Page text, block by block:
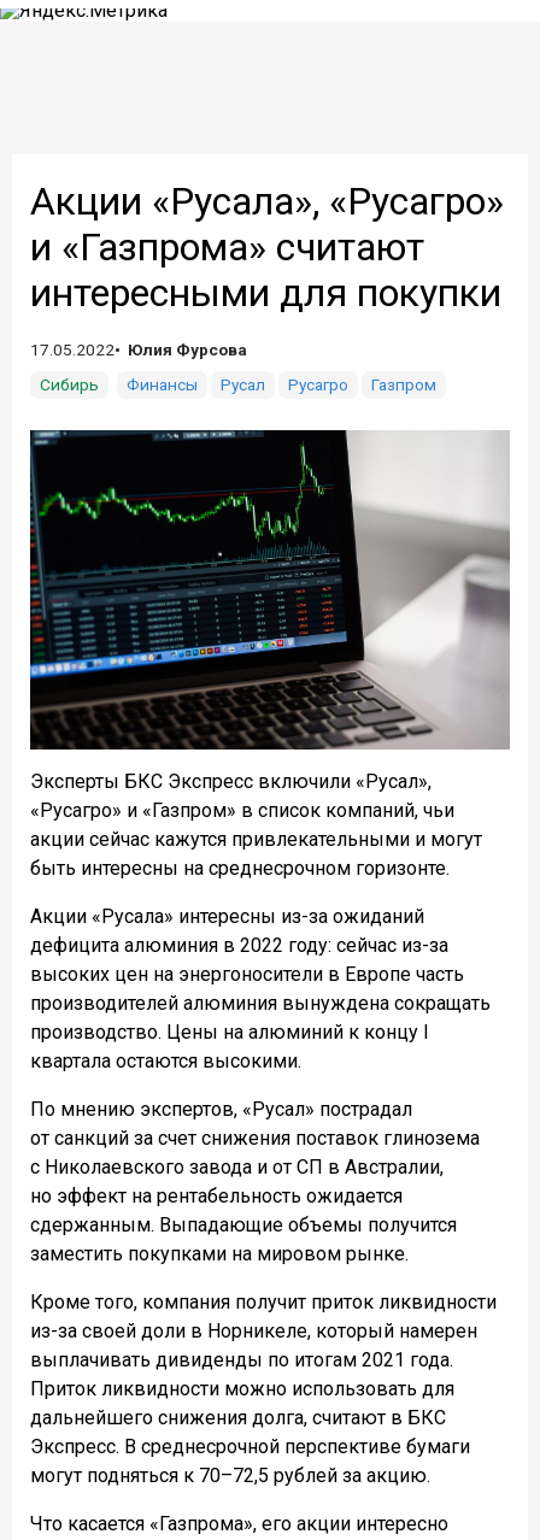
Акции «Русала», «Русагро»
и «Газпрома» считают
интересными для покупки
17.05.2022
Юлия Фурсова
Сибирь
Финансы Русал Русагро Газпром
Эксперты БКС Экспресс включили «Русал»,
«Русагро» и «Газпром» в список компаний, чьи
акции сейчас кажутся привлекательными и могут
быть интересны на среднесрочном горизонте.
Акции «Русала» интересны из-за ожиданий
дефицита алюминия в 2022 году: сейчас из-за
высоких цен на энергоносители в Европе часть
производителей алюминия вынуждена сокращать
производство. Цены на алюминий к концу I
квартала остаются высокими.
По мнению экспертов, «Русал» пострадал
от санкций за счет снижения поставок глинозема
с Николаевского завода и от СП в Австралии,
но эффект на рентабельность ожидается
сдержанным. Выпадающие объемы получится
заместить покупками на мировом рынке.
Кроме того, компания получит приток ликвидности
из-за своей доли в Норникеле, который намерен
выплачивать дивиденды по итогам 2021 года.
Приток ликвидности можно использовать для
дальнейшего снижения долга, считают в БКС
Экспресс. В среднесрочной перспективе бумаги
могут подняться к 70–72,5 рублей за акцию.
Что касается «Газпрома», его акции интересно